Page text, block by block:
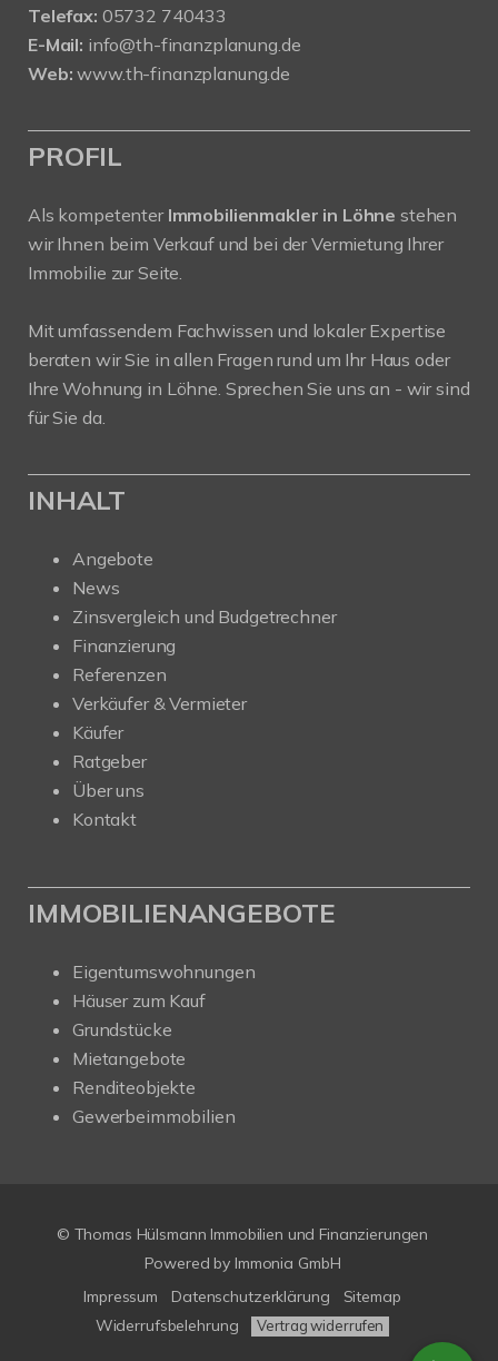
Telefax: 05732 740433
E-Mail: info@th-finanzplanung.de
Web: www.th-finanzplanung.de
PROFIL
Als kompetenter Immobilienmakler in Löhne stehen
wir Ihnen beim Verkauf und bei der Vermietung Ihrer
Immobilie zur Seite.
Mit umfassendem Fachwissen und lokaler Expertise
beraten wir Sie in allen Fragen rund um Ihr Haus oder
Ihre Wohnung in Löhne. Sprechen Sie uns an - wir sind
für Sie da.
INHALT
Angebote
News
Zinsvergleich und Budgetrechner
Finanzierung
Referenzen
Verkäufer & Vermieter
Käufer
Ratgeber
Über uns
Kontakt
IMMOBILIENANGEBOTE
Eigentumswohnungen
Häuser zum Kauf
Grundstücke
Mietangebote
Renditeobjekte
Gewerbeimmobilien
© Thomas Hülsmann Immobilien und Finanzierungen
Powered by Immonia GmbH
Impressum
Datenschutzerklärung
Sitemap
Widerrufsbelehrung
Vertrag widerrufen